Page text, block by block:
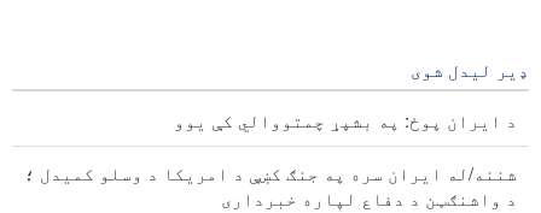
17 hours ago
ډیر لیدل شوی
د ایران پوځ: په بشپړ چمتووالي کې یوو
شننه/له ایران سره په جنګ کښې د امریکا د وسلو کمیدل ؛
د واشنګټن د دفاع لپاره خبرداری